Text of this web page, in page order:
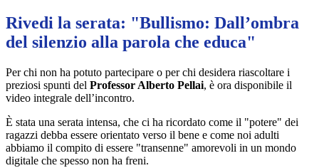
Rivedi la serata: "Bullismo: Dall’ombra
del silenzio alla parola che educa"
Per chi non ha potuto partecipare o per chi desidera riascoltare i
preziosi spunti del Professor Alberto Pellai, è ora disponibile il
video integrale dell’incontro.
È stata una serata intensa, che ci ha ricordato come il "potere" dei
ragazzi debba essere orientato verso il bene e come noi adulti
abbiamo il compito di essere "transenne" amorevoli in un mondo
digitale che spesso non ha freni.